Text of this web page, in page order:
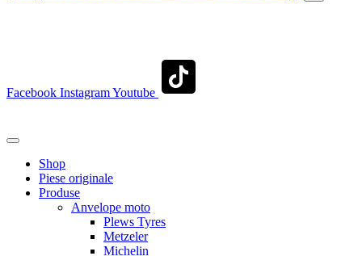
Facebook InstagramYoutube
Shop
Piese originale
Produse
Anvelope moto
Plews Tyres
Metzeler
Michelin